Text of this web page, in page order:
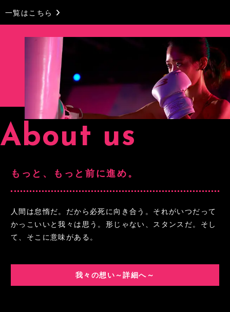
一覧はこちら
About us
もっと、もっと前に進め。
人間は怠惰だ。だから必死に向き合う。 それがいつだって
かっこいいと我々は思う。 形じゃない、スタンスだ。そし
て、そこに意味がある。
我々の想い～詳細へ～